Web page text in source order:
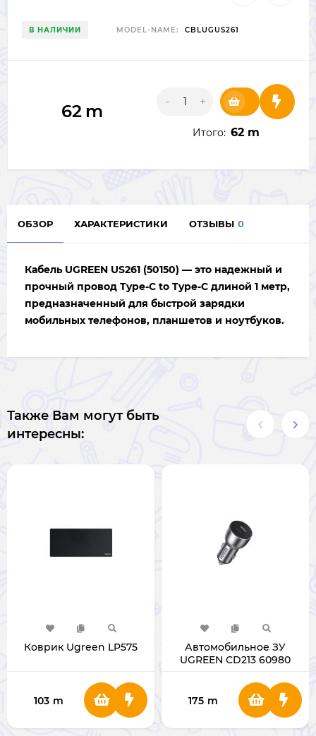
В НАЛИЧИИ MODEL-NAME: CBLUGUS261
62 m - +
Итого: 62 m
ОБЗОР ХАРАКТЕРИСТИКИ ОТЗЫВЫ 0
Кабель UGREEN US261 (50150) — это надежный и
прочный провод Type-C to Type-C длиной 1 метр,
предназначенный для быстрой зарядки
мобильных телефонов, планшетов и ноутбуков.
Также Вам могут быть
интересны:
Коврик Ugreen LP575
103 m
Автомобильное ЗУ
UGREEN CD213 60980
175 m